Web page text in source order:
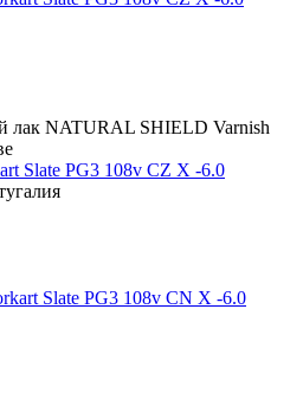
лак NATURAL SHIELD Varnish
Slate PG3 108v CZ X -6.0